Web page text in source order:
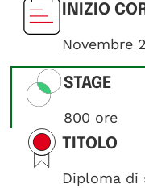
INIZIO
Novembre
STAGE
800 ore
TITOLO
Diploma di